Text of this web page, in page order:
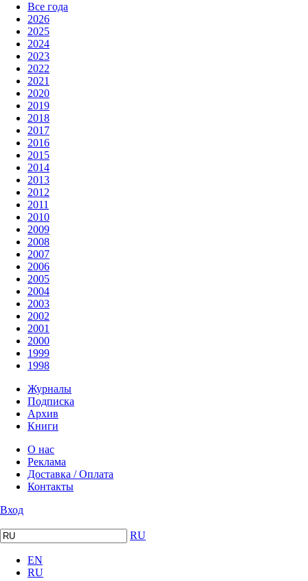
Все года
2026
2025
2024
2023
2022
2021
2020
2019
2018
2017
2016
2015
2014
2013
2012
2011
2010
2009
2008
2007
2006
2005
2004
2003
2002
2001
2000
1999
1998
Журналы
Подписка
Архив
Книги
О нас
Реклама
Доставка / Оплата
Контакты
Вход
RU
EN
RU